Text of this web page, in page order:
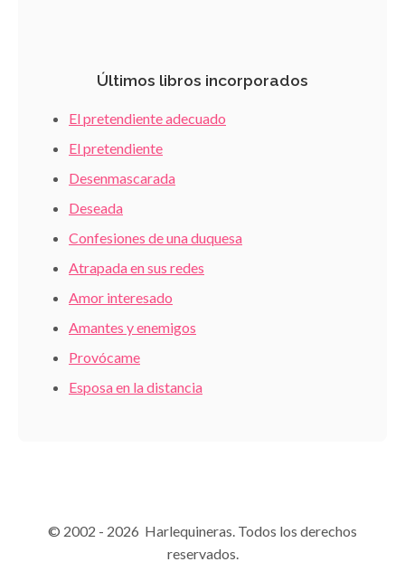
Últimos libros incorporados
El pretendiente adecuado
El pretendiente
Desenmascarada
Deseada
Confesiones de una duquesa
Atrapada en sus redes
Amor interesado
Amantes y enemigos
Provócame
Esposa en la distancia
© 2002 - 2026 Harlequineras. Todos los derechos
reservados.